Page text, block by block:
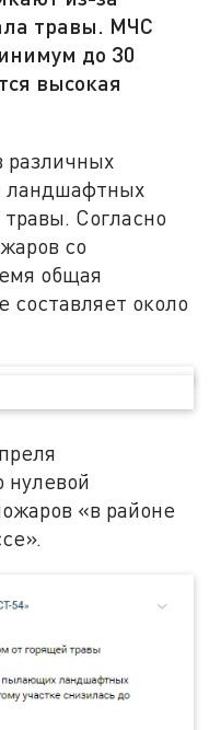
травы. МЧС
до 30
высокая
различных
ландшафтных
Согласно
со
общая
составляет около
нулевой
«в районе